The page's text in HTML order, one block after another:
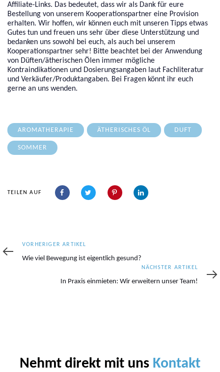
Affiliate-Links. Das bedeutet, dass wir als Dank für eure
Bestellung von unserem Kooperationspartner eine Provision
erhalten. Wir hoffen, wir können euch mit unseren Tipps etwas
Gutes tun und freuen uns sehr über diese Unterstützung und
bedanken uns sowohl bei euch, als auch bei unserem
Kooperationspartner sehr! Bitte beachtet bei der Anwendung
von Düften/ätherischen Ölen immer mögliche
Kontraindikationen und Dosierungsangaben laut Fachliteratur
und Verkäufer/Produktangaben. Bei Fragen könnt ihr euch
gerne an uns wenden.
AROMATHERAPIE ÄTHERISCHES ÖL DUFT
SOMMER
TEILEN AUF
Vorheriger
Artikel
VORHERIGER ARTIKEL
Wie viel Bewegung ist eigentlich gesund?
NÄCHSTER ARTIKEL
In Praxis einmieten: Wir erweitern unser Team!
Nehmt direkt mit uns Kontakt